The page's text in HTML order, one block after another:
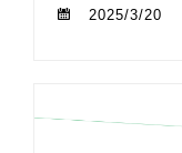
2025/3/20